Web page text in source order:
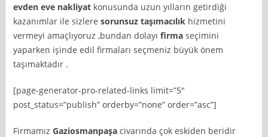
evden eve nakliyat konusunda uzun yılların getirdiği
kazanımlar ile sizleresorunsuz taşımacılık hizmetini
vermeyi amaçlıyoruz ,bundan dolayıfirma seçimini
yaparken işinde edil firmaları seçmeniz büyük önem
taşımaktadır .
[page-generator-pro-related-links limit=”5″
post_status=”publish” orderby=”none” order=”asc”]
FirmamızGaziosmanpaşa civarında çok eskiden beridir